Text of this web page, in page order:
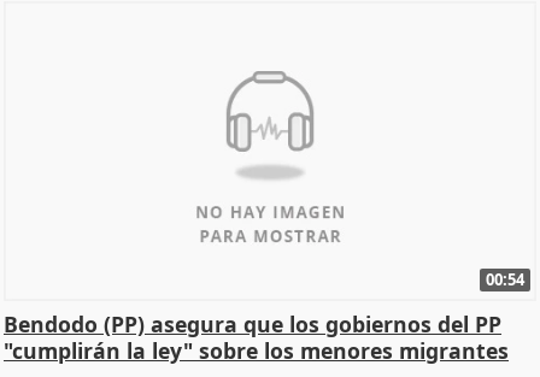
00:54
Bendodo (PP) asegura que los gobiernos del PP
"cumplirán la ley" sobre los menores migrantes